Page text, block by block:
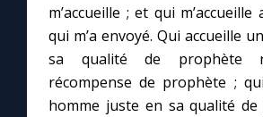
Mes intentions de prière
Une Minute avec Marie
m’accueille ; et qui m’accueille
qui m’a envoyé. Qui accueille
sa qualité de prophète
récompense de prophète ;
homme juste en sa qualité de